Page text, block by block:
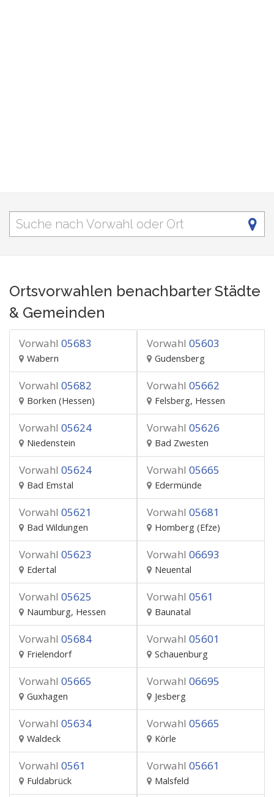
Ortsvorwahlen benachbarter Städte
& Gemeinden
Vorwahl 05683
Wabern
Vorwahl 05603
Gudensberg
Vorwahl 05682
Borken (Hessen)
Vorwahl 05662
Felsberg, Hessen
Vorwahl 05624
Niedenstein
Vorwahl 05626
Bad Zwesten
Vorwahl 05624
Bad Emstal
Vorwahl 05665
Edermünde
Vorwahl 05621
Bad Wildungen
Vorwahl 05681
Homberg (Efze)
Vorwahl 05623
Edertal
Vorwahl 06693
Neuental
Vorwahl 05625
Naumburg, Hessen
Vorwahl 0561
Baunatal
Vorwahl 05684
Frielendorf
Vorwahl 05601
Schauenburg
Vorwahl 05665
Guxhagen
Vorwahl 06695
Jesberg
Vorwahl 05634
Waldeck
Vorwahl 05665
Körle
Vorwahl 0561
Fuldabrück
Vorwahl 05661
Malsfeld